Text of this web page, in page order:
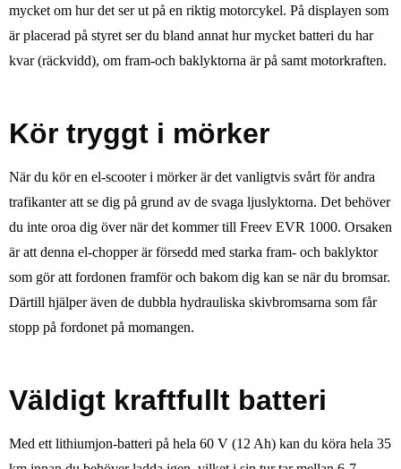
mycket om hur det ser ut på en riktig motorcykel. På displayen som
är placerad på styret ser du bland annat hur mycket batteri du har
kvar (räckvidd), om fram-och baklyktorna är på samt motorkraften.
Kör tryggt i mörker
När du kör en el-scooter i mörker är det vanligtvis svårt för andra
trafikanter att se dig på grund av de svaga ljuslyktorna. Det behöver
du inte oroa dig över när det kommer till Freev EVR 1000. Orsaken
är att denna el-chopper är försedd med starka fram- och baklyktor
som gör att fordonen framför och bakom dig kan se när du bromsar.
Därtill hjälper även de dubbla hydrauliska skivbromsarna som får
stopp på fordonet på momangen.
Väldigt kraftfullt batteri
Med ett lithiumjon-batteri på hela 60 V (12 Ah) kan du köra hela 35